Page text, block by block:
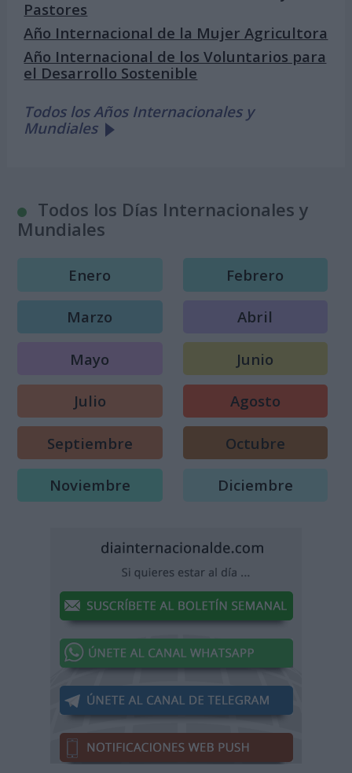
Pastores
Año Internacional de la Mujer Agricultora
Año Internacional de los Voluntarios para
el Desarrollo Sostenible
Todos los Años Internacionales y
Mundiales
Todos los Días Internacionales y
Mundiales
Enero Febrero
Marzo Abril
Mayo Junio
Julio Agosto
Septiembre Octubre
Noviembre Diciembre